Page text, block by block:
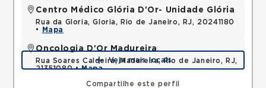
Compartilhe este perfil
Centro Médico Glória D'Or- Unidade Glória
Rua da Gloria, Gloria, Rio de Janeiro, RJ, 20241180
•
Mapa
Oncologia D'Or Madureira
Rua Soares Caldeira, Madureira, Rio de Janeiro, RJ,
21351080 •Mapa
Veja mais locais